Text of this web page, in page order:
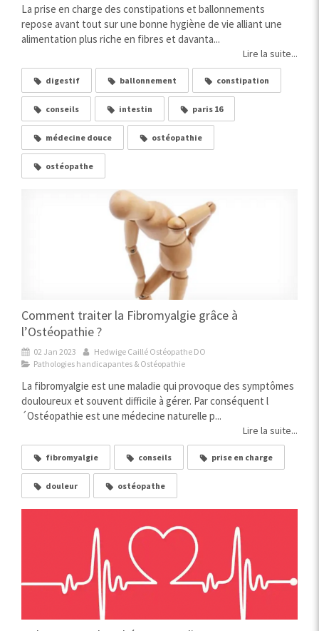
La prise en charge des constipations et ballonnements
repose avant tout sur une bonne hygiène de vie alliant une
alimentation plus riche en fibres et davanta...
Lire la suite...
digestif ballonnement constipation
conseils intestin paris 16
médecine douce ostéopathie
ostéopathe
Comment traiter la Fibromyalgie grâce à
l’Ostéopathie ?
02 Jan 2023
Hedwige Caillé Ostéopathe DO
Pathologies handicapantes & Ostéopathie
La fibromyalgie est une maladie qui provoque des symptômes
douloureux et souvent difficile à gérer. Par conséquent l
´Ostéopathie est une médecine naturelle p...
Lire la suite...
fibromyalgie conseils prise en charge
douleur ostéopathe